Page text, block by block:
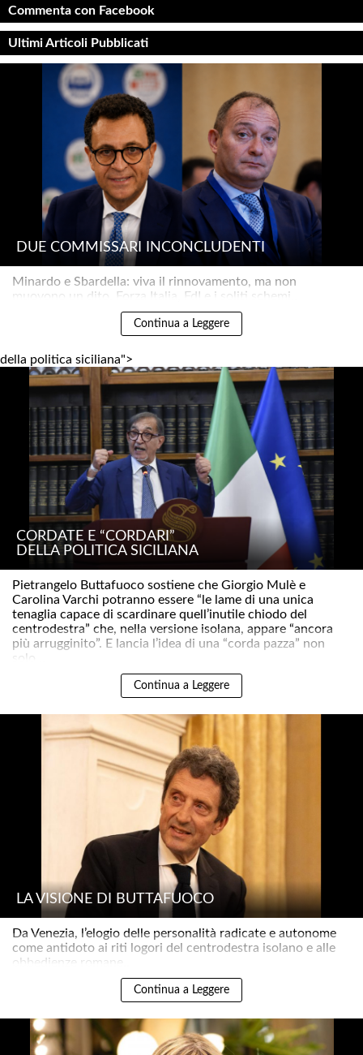
Commenta con Facebook
Ultimi Articoli Pubblicati
DUE COMMISSARI INCONCLUDENTI
Minardo e Sbardella: viva il rinnovamento, ma non
muovono un dito. Forza Italia, FdI e i soliti schemi..
Continua a Leggere
della politica siciliana">
CORDATE E “CORDARI”
DELLA POLITICA SICILIANA
Pietrangelo Buttafuoco sostiene che Giorgio Mulè e
Carolina Varchi potranno essere “le lame di una unica
tenaglia capace di scardinare quell’inutile chiodo del
centrodestra” che, nella versione isolana, appare “ancora
più arrugginito”. E lancia l’idea di una “corda pazza” non
solo ..
Continua a Leggere
LA VISIONE DI BUTTAFUOCO
Da Venezia, l’elogio delle personalità radicate e autonome
come antidoto ai riti logori del centrodestra isolano e alle
obbedienze romane..
Continua a Leggere